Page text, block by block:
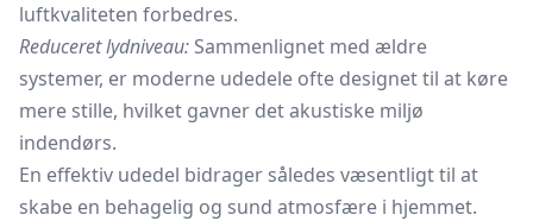
luftkvaliteten forbedres.
Reduceret lydniveau: Sammenlignet med ældre
systemer, er moderne udedele ofte designet til at køre
mere stille, hvilket gavner det akustiske miljø
indendørs.
En effektiv udedel bidrager således væsentligt til at
skabe en behagelig og sund atmosfære i hjemmet.